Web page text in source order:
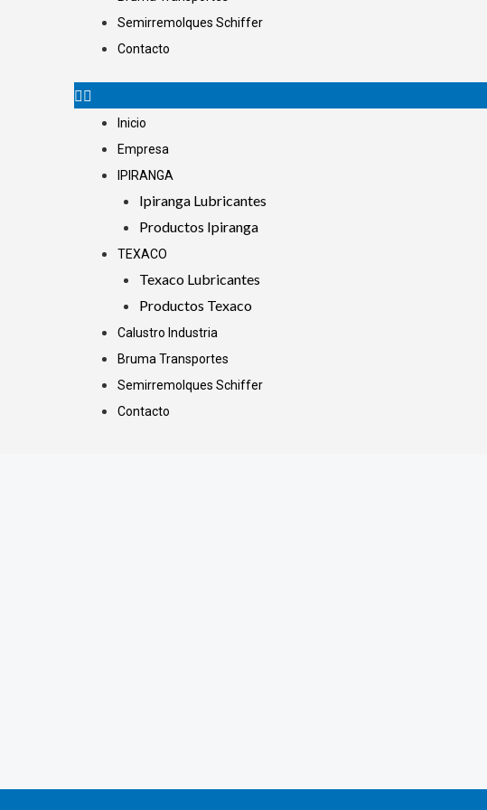
Semirremolques Schiffer
Contacto
Inicio
Empresa
IPIRANGA
Ipiranga Lubricantes
Productos Ipiranga
TEXACO
Texaco Lubricantes
Productos Texaco
Calustro Industria
Bruma Transportes
Semirremolques Schiffer
Contacto